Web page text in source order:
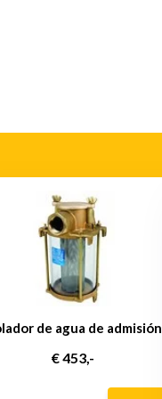
de agua de admisión
€ 453,-